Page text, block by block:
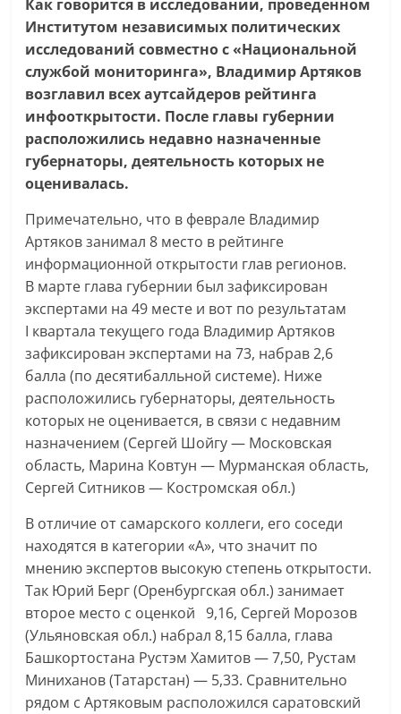
Как говорится в исследовании, проведенном
Институтом независимых политических
исследований совместно с «Национальной
службой мониторинга», Владимир Артяков
возглавил всех аутсайдеров рейтинга
инфооткрытости. После главы губернии
расположились недавно назначенные
губернаторы, деятельность которых не
оценивалась.
Примечательно, что в феврале Владимир
Артяков занимал 8 место в рейтинге
информационной открытости глав регионов.
В марте глава губернии был зафиксирован
экспертами на 49 месте и вот по результатам
I квартала текущего года Владимир Артяков
зафиксирован экспертами на 73, набрав 2,6
балла (по десятибалльной системе). Ниже
расположились губернаторы, деятельность
которых не оценивается, в связи с недавним
назначением (Сергей Шойгу — Московская
область, Марина Ковтун — Мурманская область,
Сергей Ситников — Костромская обл.)
В отличие от самарского коллеги, его соседи
находятся в категории «А», что значит по
мнению экспертов высокую степень открытости.
Так Юрий Берг (Оренбургская обл.) занимает
второе место с оценкой 9,16, Сергей Морозов
(Ульяновская обл.) набрал 8,15 балла, глава
Башкортостана Рустэм Хамитов — 7,50, Рустам
Миниханов (Татарстан) — 5,33. Сравнительно
рядом с Артяковым расположился саратовский